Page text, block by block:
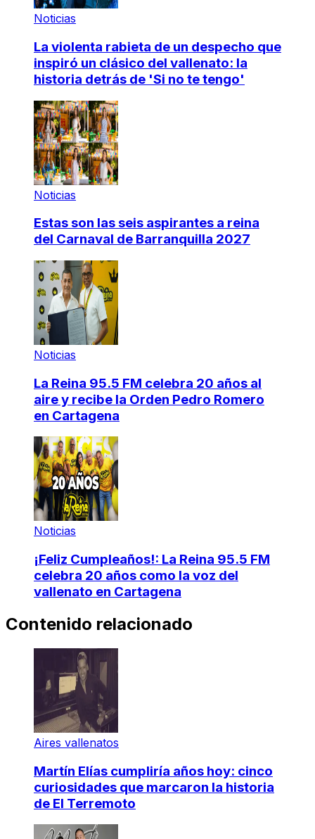
Noticias
La violenta rabieta de un despecho que
inspiró un clásico del vallenato: la
historia detrás de 'Si no te tengo'
Noticias
Estas son las seis aspirantes a reina
del Carnaval de Barranquilla 2027
Noticias
La Reina 95.5 FM celebra 20 años al
aire y recibe la Orden Pedro Romero
en Cartagena
Noticias
¡Feliz Cumpleaños!: La Reina 95.5 FM
celebra 20 años como la voz del
vallenato en Cartagena
Contenido relacionado
Aires vallenatos
Martín Elías cumpliría años hoy: cinco
curiosidades que marcaron la historia
de El Terremoto